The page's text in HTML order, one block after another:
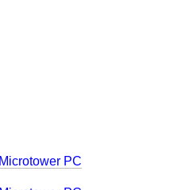
PC